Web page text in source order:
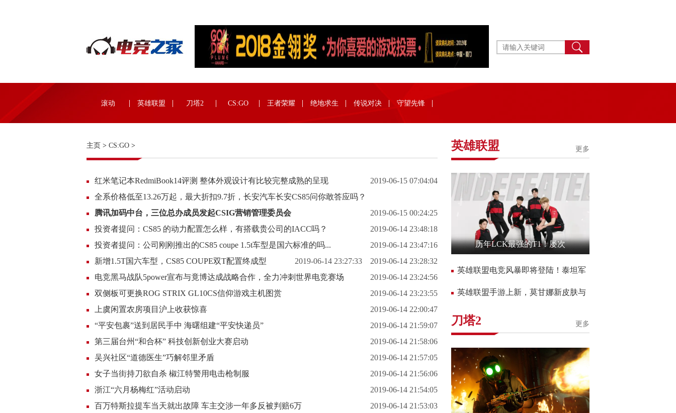
滚动 英雄联盟 刀塔2 CS:GO 王者荣耀 绝地求生 传说对决 守望先锋
主页 > CS:GO >
红米笔记本RedmiBook14评测 整体外观设计有比较完整成熟的呈现
2019-06-15 07:04:04
全系价格低至13.26万起，最大折扣9.7折，长安汽车长安CS85问你敢答应吗？
2019-06-15 00:24:25
腾讯加码中台，三位总办成员发起CSIG营销管理委员会
2019-06-14 23:48:18
投资者提问：CS85 的动力配置怎么样，有搭载贵公司的IACC吗？
2019-06-14 23:47:16
投资者提问：公司刚刚推出的CS85 coupe 1.5t车型是国六标准的吗...
2019-06-14 23:28:32
新增1.5T国六车型，CS85 COUPE双T配置终成型
2019-06-14 23:27:33
电竞黑马战队5power宣布与竟博达成战略合作，全力冲刺世界电竞赛场
2019-06-14 23:24:56
双侧板可更换ROG STRIX GL10CS信仰游戏主机图赏
2019-06-14 23:23:55
上虞闲置农房项目沪上收获惊喜
2019-06-14 22:00:47
“平安包裹”送到居民手中 海曙组建“平安快递员”
2019-06-14 21:59:07
第三届台州“和合杯” 科技创新创业大赛启动
2019-06-14 21:58:06
吴兴社区“道德医生”巧解邻里矛盾
2019-06-14 21:57:05
女子当街持刀欲自杀 椒江特警用电击枪制服
2019-06-14 21:56:06
浙江“六月杨梅红”活动启动
2019-06-14 21:54:05
百万特斯拉提车当天就出故障 车主交涉一年多反被判赔6万
2019-06-14 21:53:03
英雄联盟 更多
历年LCK最强的T1！屡次
英雄联盟电竞风暴即将登陆！泰坦军
英雄联盟手游上新，莫甘娜新皮肤与
刀塔2 更多